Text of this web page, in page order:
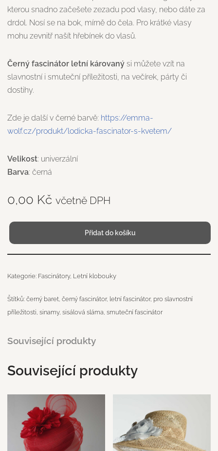
kterou snadno začešete zezadu pod vlasy, nebo dáte za
drdol. Nosí se na bok, mírně do čela. Pro krátké vlasy
mohu zevnitř našít hřebínek do vlasů.
Černý fascinátor letní károvaný si můžete vzít na
slavnostní i smuteční příležitosti, na večírek, párty či
dostihy.
Zde je další v černé barvě: https://emma-
wolf.cz/produkt/lodicka-fascinator-s-kvetem/
Velikost: univerzální
Barva: černá
0,00 Kč včetně DPH
Přidat do košíku
Kategorie: Fascinátory, Letní klobouky
Štítků: černý baret černý fascinátor, letní fascinátor, pro slavnostní
příležitosti sinamy, sisálová sláma smuteční fascinátor
Související produkty
Související produkty